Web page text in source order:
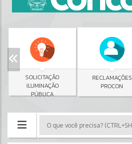
SOLICITAÇÃO
ILUMINAÇÃO
PÚBLICA
RECLAMAÇÕES
PROCON